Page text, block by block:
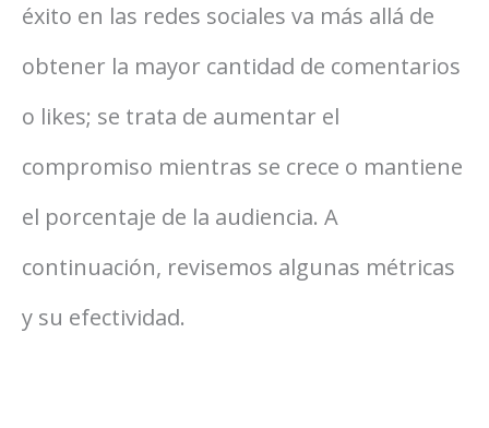
éxito en las redes sociales va más allá de
obtener la mayor cantidad de comentarios
o likes; se trata de aumentar el
compromiso mientras se crece o mantiene
el porcentaje de la audiencia. A
continuación, revisemos algunas métricas
y su efectividad.